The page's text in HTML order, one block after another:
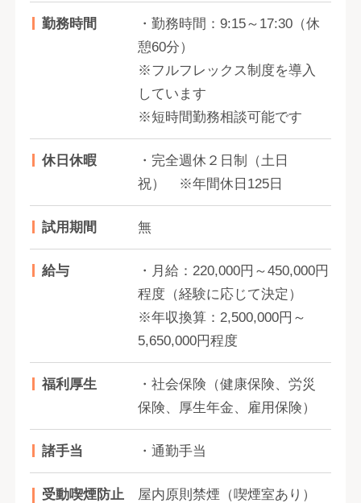
勤務時間
・勤務時間：9:15～17:30（休
憩60分）
※フルフレックス制度を導入
しています
※短時間勤務相談可能です
休日休暇
・完全週休２日制（土日
祝） ※年間休日125日
試用期間 無
給与
・月給：220,000円～450,000円
程度（経験に応じて決定）
※年収換算：2,500,000円～
5,650,000円程度
福利厚生
・社会保険（健康保険、労災
保険、厚生年金、雇用保険）
諸手当 ・通勤手当
受動喫煙防止
屋内原則禁煙（喫煙室あり）